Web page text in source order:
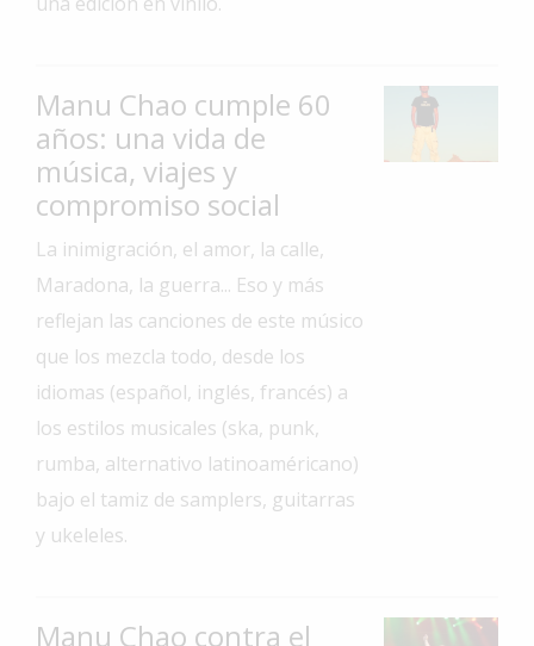
Salud
Interés
General
Ciudad
Deportes
y
Espectáculos
Policiales
Fotos
Clasificados
Manu Chao cumple 60
años: una vida de
música, viajes y
compromiso social
La inimigración, el amor, la calle,
Maradona, la guerra... Eso y más
reflejan las canciones de este músico
que los mezcla todo, desde los
idiomas (español, inglés, francés) a
los estilos musicales (ska, punk,
rumba, alternativo latinoaméricano)
bajo el tamiz de samplers, guitarras
y ukeleles.
Manu Chao contra el